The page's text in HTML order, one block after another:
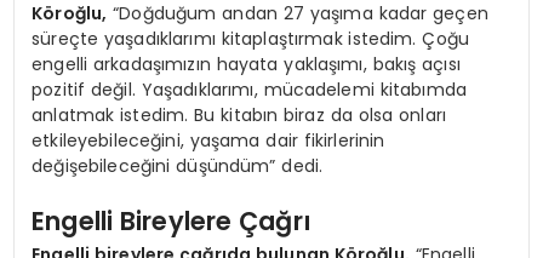
Köroğlu, “Doğduğum andan 27 yaşıma kadar geçen
süreçte yaşadıklarımı kitaplaştırmak istedim. Çoğu
engelli arkadaşımızın hayata yaklaşımı, bakış açısı
pozitif değil. Yaşadıklarımı, mücadelemi kitabımda
anlatmak istedim. Bu kitabın biraz da olsa onları
etkileyebileceğini, yaşama dair fikirlerinin
değişebileceğini düşündüm” dedi.
Engelli Bireylere Çağrı